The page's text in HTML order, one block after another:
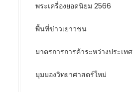
พระเครื่องยอดนิยม 2566
พื้นที่ข่าวเยาวชน
มาตรการการค้าระหว่างประเทศ
มุมมองวิทยาศาสตร์ใหม่